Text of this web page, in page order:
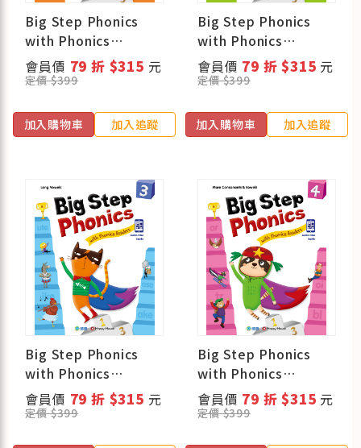
Big Step Phonics
with Phonics
Readers 1 (課本+練
習本+線上資源)
會員價 79 折 $315 元
定價 $399
加入購物車 加入追蹤
Big Step Phonics
with Phonics
Readers 2 (課本+練
習本+線上資源)
會員價 79 折 $315 元
定價 $399
加入購物車 加入追蹤
Big Step Phonics
with Phonics
Readers 3 (課本+練
習本+線上資源)
會員價 79 折 $315 元
定價 $399
Big Step Phonics
with Phonics
Readers 4 (課本+練
習本+線上資源)
會員價 79 折 $315 元
定價 $399